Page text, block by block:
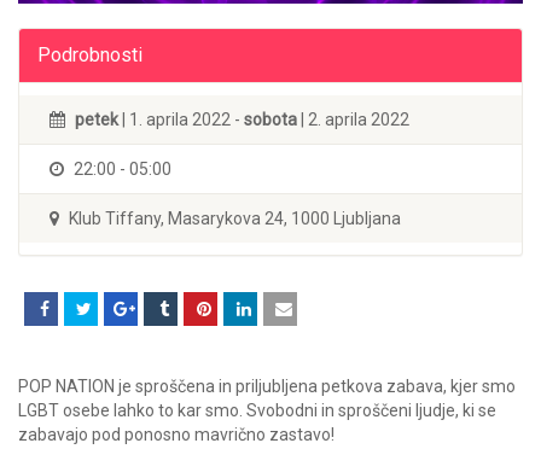
Podrobnosti
petek | 1. aprila 2022 - sobota | 2. aprila 2022
22:00 - 05:00
Klub Tiffany, Masarykova 24, 1000 Ljubljana
POP NATION je sproščena in priljubljena petkova zabava, kjer smo
LGBT osebe lahko to kar smo. Svobodni in sproščeni ljudje, ki se
zabavajo pod ponosno mavrično zastavo!